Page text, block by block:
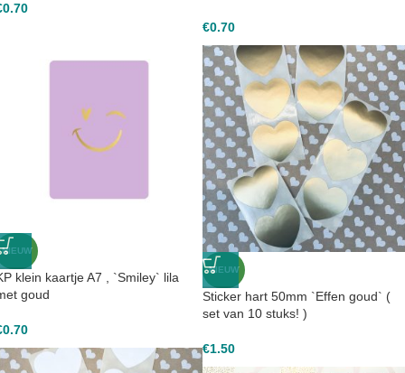
0.70
€0.70
NIEUW
klein kaartje A7 , `Smiley` lila
goud
0.70
NIEUW
Sticker hart 50mm `Effen goud` (
set van 10 stuks! )
€1.50